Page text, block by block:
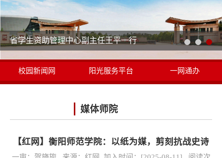
省学生资助管理中心副主任王平一行
校园新闻网 阳光服务平台 一网通办
媒体师院
【红网】衡阳师范学院：以纸为媒，剪刻抗战史诗